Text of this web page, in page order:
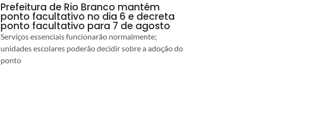
Prefeitura de Rio Branco mantém
ponto facultativo no dia 6 e decreta
ponto facultativo para 7 de agosto
Serviços essenciais funcionarão normalmente;
unidades escolares poderão decidir sobre a adoção do
ponto